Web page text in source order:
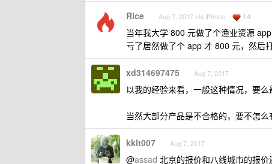
Rice Aug 7, 2017 via iPhone 14
当年我大学 800 元做了个渔业资源
亏了居然做了个 app 才 800 元，然后
xd314697475 Aug 7, 2017
以我的经验来看，一般这种情况，要
当然大部分产品是不合格的，要不怎么
kklt007 Aug 7, 2017
@assad 北京的报价和八线城市的报